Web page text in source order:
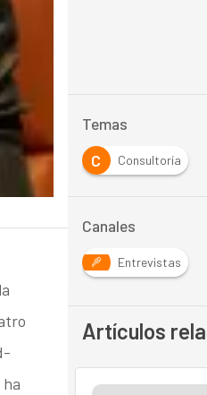
Temas
Consultoría C CPD
Canales
Entrevistas
Artículos